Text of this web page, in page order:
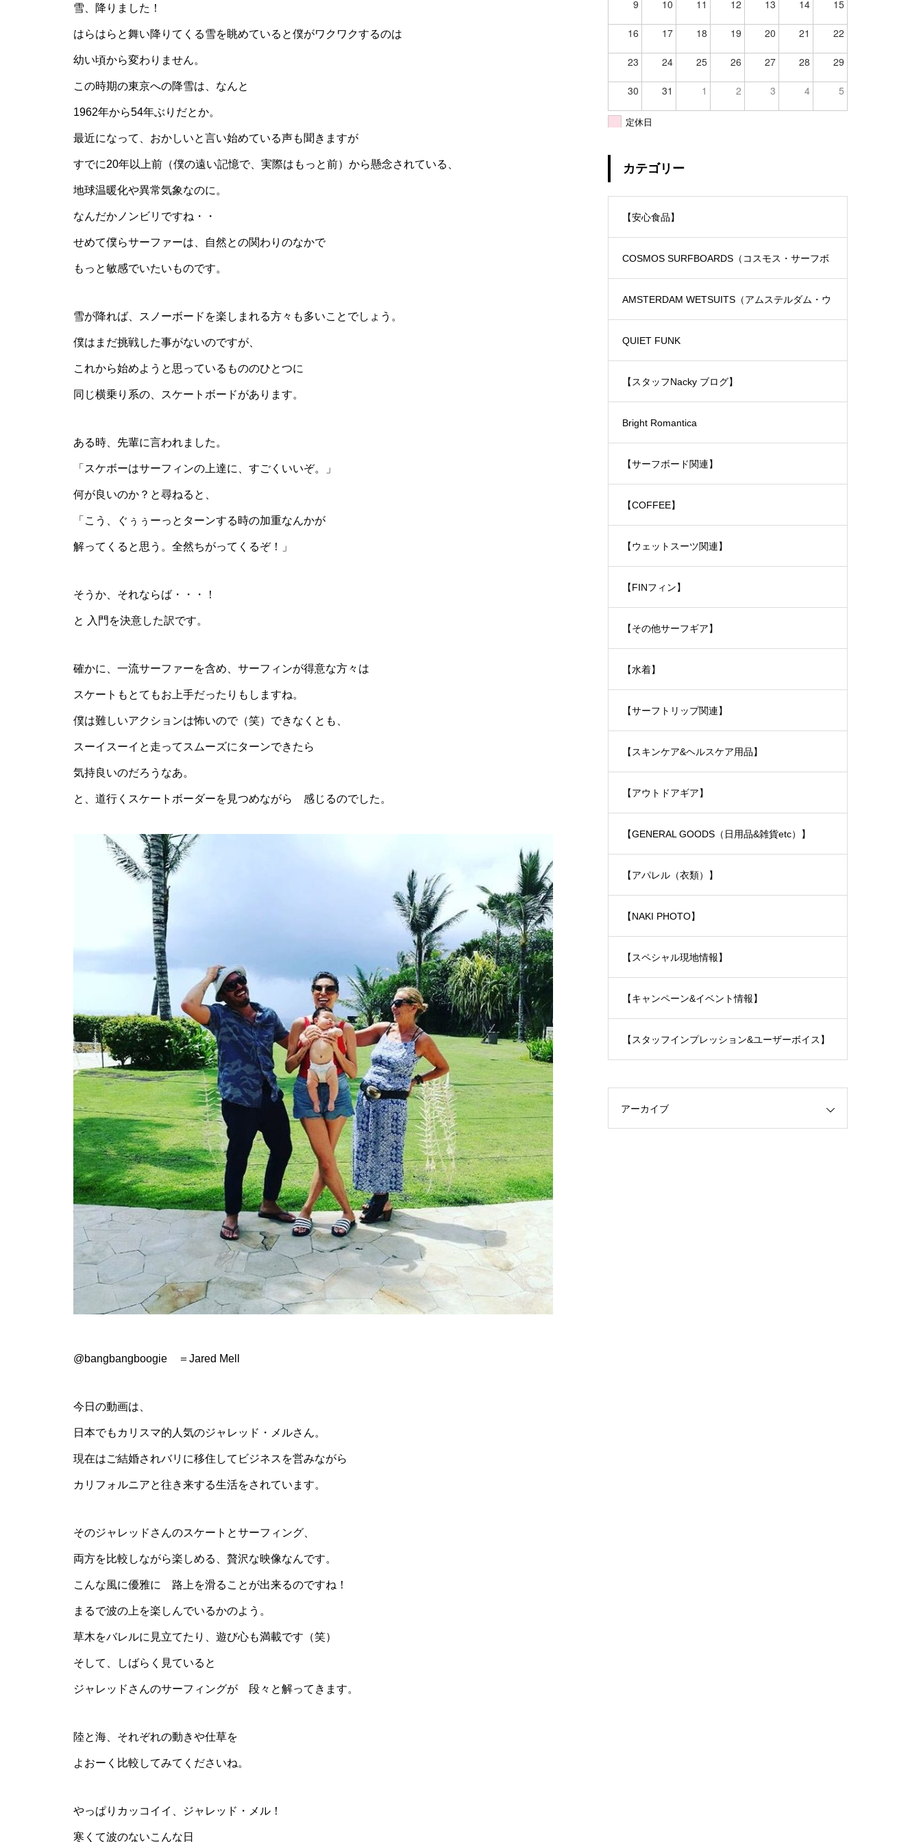
雪、降りました！
はらはらと舞い降りてくる雪を眺めていると僕がワクワクするのは
幼い頃から変わりません。
この時期の東京への降雪は、なんと
1962年から54年ぶりだとか。
最近になって、おかしいと言い始めている声も聞きますが
すでに20年以上前（僕の遠い記憶で、実際はもっと前）から懸念されている、
地球温暖化や異常気象なのに。
なんだかノンビリですね・・
せめて僕らサーファーは、自然との関わりのなかで
もっと敏感でいたいものです。
雪が降れば、スノーボードを楽しまれる方々も多いことでしょう。
僕はまだ挑戦した事がないのですが、
これから始めようと思っているもののひとつに
同じ横乗り系の、スケートボードがあります。
ある時、先輩に言われました。
「スケボーはサーフィンの上達に、すごくいいぞ。」
何が良いのか？と尋ねると、
「こう、ぐぅぅーっとターンする時の加重なんかが
解ってくると思う。全然ちがってくるぞ！」
そうか、それならば・・・！
と 入門を決意した訳です。
確かに、一流サーファーを含め、サーフィンが得意な方々は
スケートもとてもお上手だったりもしますね。
僕は難しいアクションは怖いので（笑）できなくとも、
スーイスーイと走ってスムーズにターンできたら
気持良いのだろうなあ。
と、道行くスケートボーダーを見つめながら 感じるのでした。
@bangbangboogie ＝Jared Mell
今日の動画は、
日本でもカリスマ的人気のジャレッド・メルさん。
現在はご結婚されバリに移住してビジネスを営みながら
カリフォルニアと往き来する生活をされています。
そのジャレッドさんのスケートとサーフィング、
両方を比較しながら楽しめる、贅沢な映像なんです。
こんな風に優雅に 路上を滑ることが出来るのですね！
まるで波の上を楽しんでいるかのよう。
草木をバレルに見立てたり、遊び心も満載です（笑）
そして、しばらく見ていると
ジャレッドさんのサーフィングが 段々と解ってきます。
陸と海、それぞれの動きや仕草を
よおーく比較してみてくださいね。
やっぱりカッコイイ、ジャレッド・メル！
寒くて波のないこんな日
9 10 11 12 13 14 15
16 17 18 19 20 21 22
23 24 25 26 27 28 29
30 31 1 2 3 4 5
定休日
カテゴリー
【安心食品】
COSMOS SURFBOARDS（コスモス・サーフボ
ード）
AMSTERDAM WETSUITS（アムステルダム・ウ
ェットスーツ）
QUIET FUNK
【スタッフNacky ブログ】
Bright Romantica
【サーフボード関連】
【COFFEE】
【ウェットスーツ関連】
【FINフィン】
【その他サーフギア】
【水着】
【サーフトリップ関連】
【スキンケア&ヘルスケア用品】
【アウトドアギア】
【GENERAL GOODS（日用品&雑貨etc）】
【アパレル（衣類）】
【NAKI PHOTO】
【スペシャル現地情報】
【キャンペーン&イベント情報】
【スタッフインプレッション&ユーザーボイス】
アーカイブ